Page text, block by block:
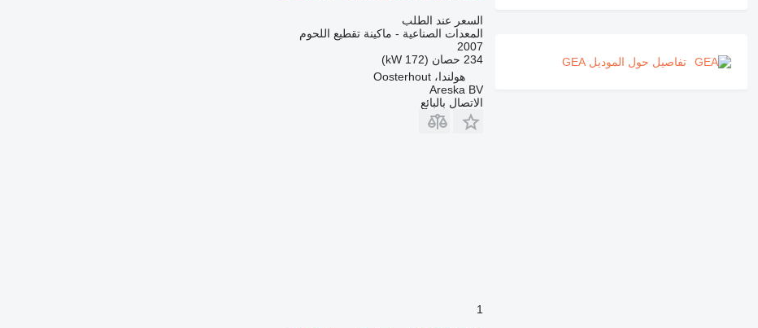
تفاصيل حول الموديل GEA
السعر عند الطلب
المعدات الصناعية - ماكينة تقطيع اللحوم
2007
234 حصان (172 kW)
هولندا، Oosterhout
Areska BV
الاتصال بالبائع
1